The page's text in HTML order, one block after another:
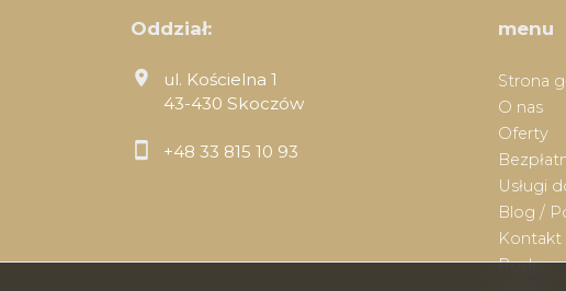
Oddział:
ul. Kościelna 1
43-430 Skoczów
+48 33 815 10 93
menu
Strona
O nas
Oferty
Usługi
Blog /
Kontakt
Rodo